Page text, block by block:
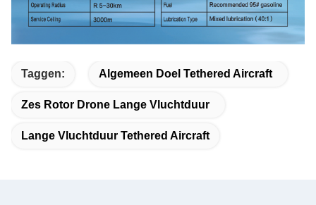
Taggen: Algemeen Doel Tethered Aircraft
Zes Rotor Drone Lange Vluchtduur
Lange Vluchtduur Tethered Aircraft